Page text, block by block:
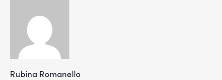
Rubina Romanello